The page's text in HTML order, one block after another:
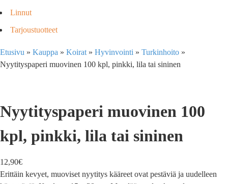
Linnut
Tarjoustuotteet
Etusivu » Kauppa » Koirat » Hyvinvointi » Turkinhoito »
Nyytityspaperi muovinen 100 kpl, pinkki, lila tai sininen
Nyytityspaperi muovinen 100
kpl, pinkki, lila tai sininen
12,90€
Erittäin kevyet, muoviset nyytitys kääreet ovat pestäviä ja uudelleen